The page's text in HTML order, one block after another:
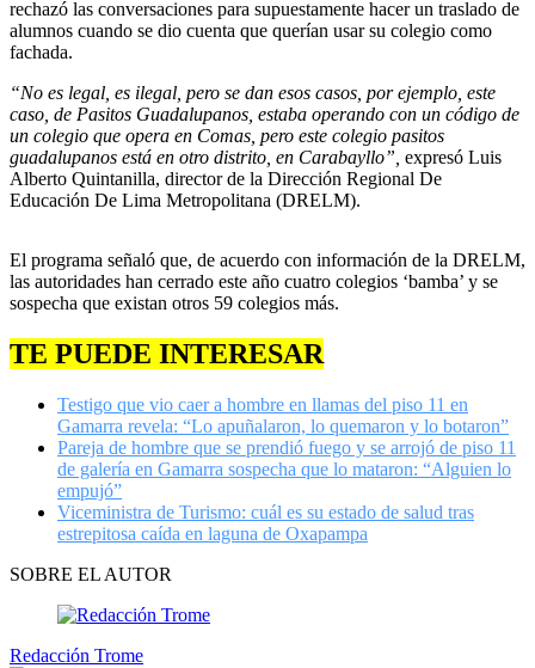
rechazó las conversaciones para supuestamente hacer un traslado de
alumnos cuando se dio cuenta que querían usar su colegio como
fachada.
“No es legal, es ilegal, pero se dan esos casos, por ejemplo, este
caso, de Pasitos Guadalupanos, estaba operando con un código de
un colegio que opera en Comas, pero este colegio pasitos
guadalupanos está en otro distrito, en Carabayllo”, expresó Luis
Alberto Quintanilla, director de la Dirección Regional De
Educación De Lima Metropolitana (DRELM).
El programa señaló que, de acuerdo con información de la DRELM,
las autoridades han cerrado este año cuatro colegios ‘bamba’ y se
sospecha que existan otros 59 colegios más.
TE PUEDE INTERESAR
Testigo que vio caer a hombre en llamas del piso 11 en
Gamarra revela: “Lo apuñalaron, lo quemaron y lo botaron”
Pareja de hombre que se prendió fuego y se arrojó de piso 11
de galería en Gamarra sospecha que lo mataron: “Alguien lo
empujó”
Viceministra de Turismo: cuál es su estado de salud tras
estrepitosa caída en laguna de Oxapampa
SOBRE EL AUTOR
Redacción Trome